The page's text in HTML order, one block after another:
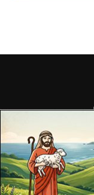
COPYRIGHT©